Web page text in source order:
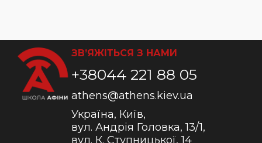
ЗВ’ЯЖІТЬСЯ З НАМИ
+38044 221 88 05
athens@athens.kiev.ua
Україна, Київ,
вул. Андрія Головка, 13/1,
вул. К. Ступницької, 14